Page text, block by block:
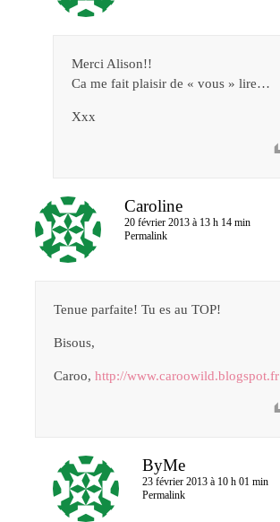
Merci Alison!!
Ca me fait plaisir de « vous » lire…
Xxx
Caroline
20 février 2013 à 13 h 14 min
Permalink
Tenue parfaite! Tu es au TOP!
Bisous,
Caroo, http://www.caroowild.blogspot.fr
ByMe
23 février 2013 à 10 h 01 min
Permalink